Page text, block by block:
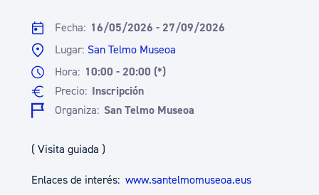
Fecha: 16/05/2026 - 27/09/2026
Lugar: San Telmo Museoa
Hora: 10:00 - 20:00 (*)
Precio: Inscripción
Organiza: San Telmo Museoa
( Visita guiada )
Enlaces de interés: www.santelmomuseoa.eus